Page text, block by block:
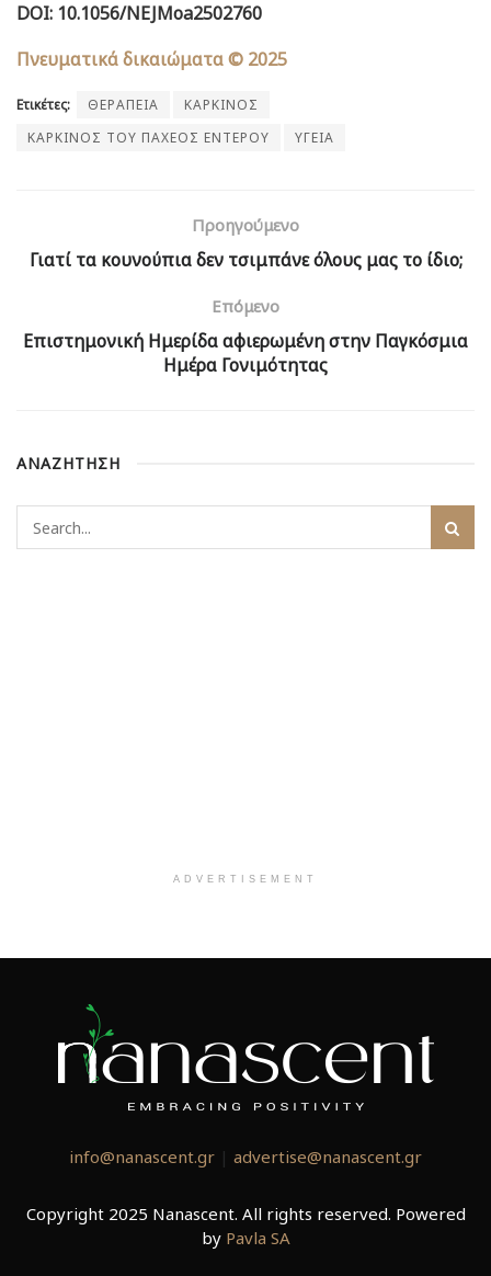
DOI: 10.1056/NEJMoa2502760
Πνευματικά δικαιώματα © 2025
Ετικέτες: ΘΕΡΑΠΕΙΑ
ΚΑΡΚΙΝΟΣ
ΚΑΡΚΙΝΟΣ ΤΟΥ ΠΑΧΕΟΣ ΕΝΤΕΡΟΥ
ΥΓΕΙΑ
Προηγούμενο
Γιατί τα κουνούπια δεν τσιμπάνε όλους μας το ίδιο;
Επόμενο
Επιστημονική Ημερίδα αφιερωμένη στην Παγκόσμια
Ημέρα Γονιμότητας
ΑΝΑΖΗΤΗΣΗ
ADVERTISEMENT
info@nanascent.gr | advertise@nanascent.gr
Copyright 2025 Nanascent. All rights reserved. Powered
by Pavla SA